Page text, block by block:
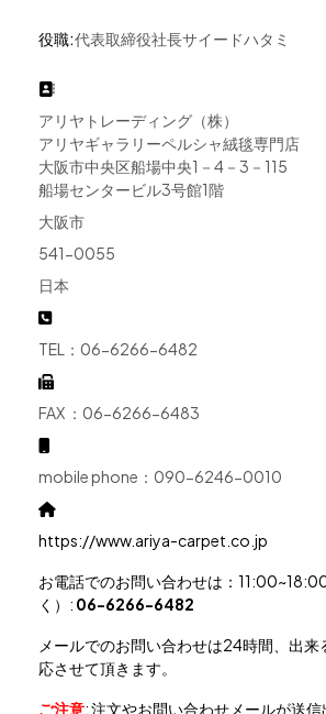
役職:代表取締役社長サイードハタミ
住所
アリヤトレーディング（株）
アリヤギャラリーペルシャ絨毯専門店
大阪市中央区船場中央1－4－3－115
船場センタービル3号館1階
大阪市
541-0055
日本
TEL
TEL：06-6266-6482
Fax
FAX ：06-6266-6483
mobile phone：090-6246-0010
ウェブサイト
https://www.ariya-carpet.co.jp
お電話でのお問い合わせは：
く）: 06-6266-6482
メールでのお問い合わせは24時間、出来
応させて頂きます。
ご注意: 注文やお問い合わせメールが送信